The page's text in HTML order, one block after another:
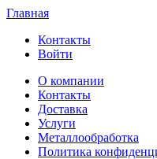
Главная
Контакты
Войти
О компании
Контакты
Доставка
Услуги
Металлообработка
Политика